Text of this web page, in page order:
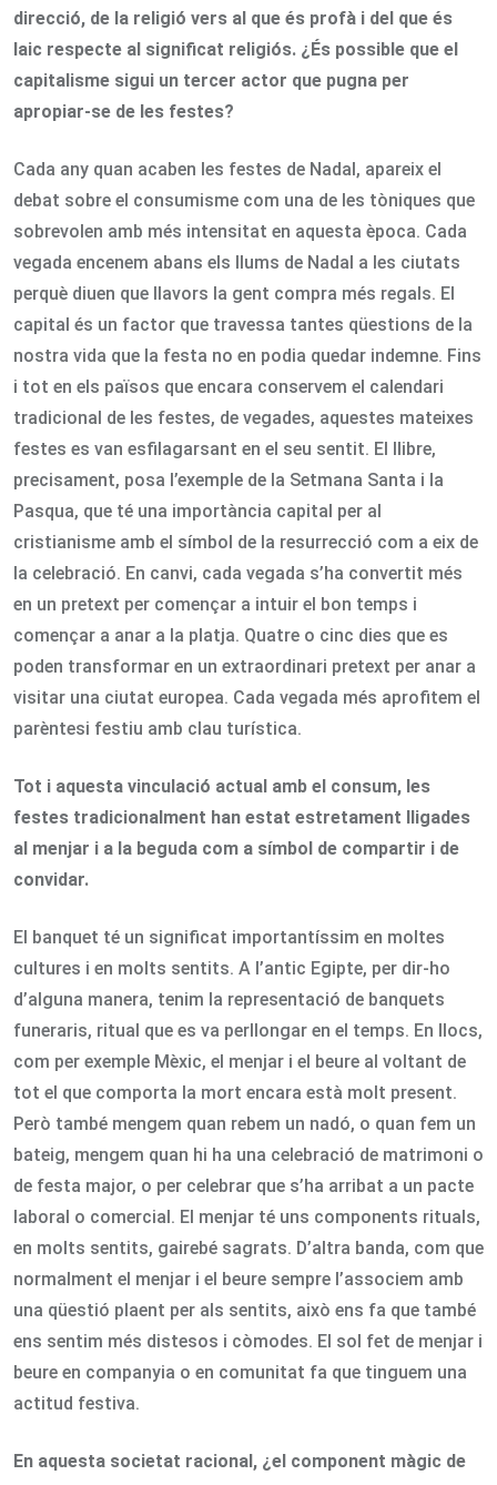
direcció, de la religió vers al que és profà i del que és
laic respecte al significat religiós. ¿És possible que el
capitalisme sigui un tercer actor que pugna per
apropiar-se de les festes?
Cada any quan acaben les festes de Nadal, apareix el
debat sobre el consumisme com una de les tòniques que
sobrevolen amb més intensitat en aquesta època. Cada
vegada encenem abans els llums de Nadal a les ciutats
perquè diuen que llavors la gent compra més regals. El
capital és un factor que travessa tantes qüestions de la
nostra vida que la festa no en podia quedar indemne. Fins
i tot en els països que encara conservem el calendari
tradicional de les festes, de vegades, aquestes mateixes
festes es van esfilagarsant en el seu sentit. El llibre,
precisament, posa l’exemple de la Setmana Santa i la
Pasqua, que té una importància capital per al
cristianisme amb el símbol de la resurrecció com a eix de
la celebració. En canvi, cada vegada s’ha convertit més
en un pretext per començar a intuir el bon temps i
començar a anar a la platja. Quatre o cinc dies que es
poden transformar en un extraordinari pretext per anar a
visitar una ciutat europea. Cada vegada més aprofitem el
parèntesi festiu amb clau turística.
Tot i aquesta vinculació actual amb el consum, les
festes tradicionalment han estat estretament lligades
al menjar i a la beguda com a símbol de compartir i de
convidar.
El banquet té un significat importantíssim en moltes
cultures i en molts sentits. A l’antic Egipte, per dir-ho
d’alguna manera, tenim la representació de banquets
funeraris, ritual que es va perllongar en el temps. En llocs,
com per exemple Mèxic, el menjar i el beure al voltant de
tot el que comporta la mort encara està molt present.
Però també mengem quan rebem un nadó, o quan fem un
bateig, mengem quan hi ha una celebració de matrimoni o
de festa major, o per celebrar que s’ha arribat a un pacte
laboral o comercial. El menjar té uns components rituals,
en molts sentits, gairebé sagrats. D’altra banda, com que
normalment el menjar i el beure sempre l’associem amb
una qüestió plaent per als sentits, això ens fa que també
ens sentim més distesos i còmodes. El sol fet de menjar i
beure en companyia o en comunitat fa que tinguem una
actitud festiva.
En aquesta societat racional, ¿el component màgic de